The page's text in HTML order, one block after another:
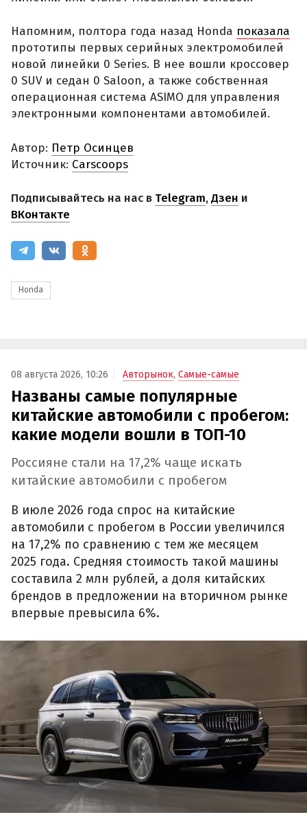
Напомним, полтора года назад Honda показала
прототипы первых серийных электромобилей
новой линейки 0 Series. В нее вошли кроссовер
0 SUV и седан 0 Saloon, а также собственная
операционная система ASIMO для управления
электронными компонентами автомобилей.
Автор: Петр Осинцев
Источник: Carscoops
Подписывайтесь на нас в Telegram,Дзен и
ВКонтакте
Honda
08 августа 2026, 10:26 Авторынок, Самые-самые
Названы самые популярные
китайские автомобили с пробегом:
какие модели вошли в ТОП-10
Россияне стали на 17,2% чаще искать
китайские автомобили с пробегом
В июле 2026 года спрос на китайские
автомобили с пробегом в России увеличился
на 17,2% по сравнению с тем же месяцем
2025 года. Средняя стоимость такой машины
составила 2 млн рублей, а доля китайских
брендов в предложении на вторичном рынке
впервые превысила 6%.